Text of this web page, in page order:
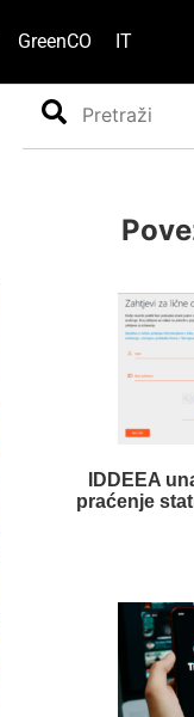
GreenCO IT
Search
IDDEEA
praćenje